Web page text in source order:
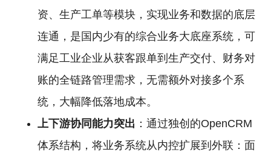
资、生产工单等模块，实现业务和数据的底层
连通，是国内少有的综合业务大底座系统，可
满足工业企业从获客跟单到生产交付、财务对
账的全链路管理需求，无需额外对接多个系
统，大幅降低落地成本。
上下游协同能力突出 ：通过独创的OpenCRM
体系结构，将业务系统从内控扩展到外联：面